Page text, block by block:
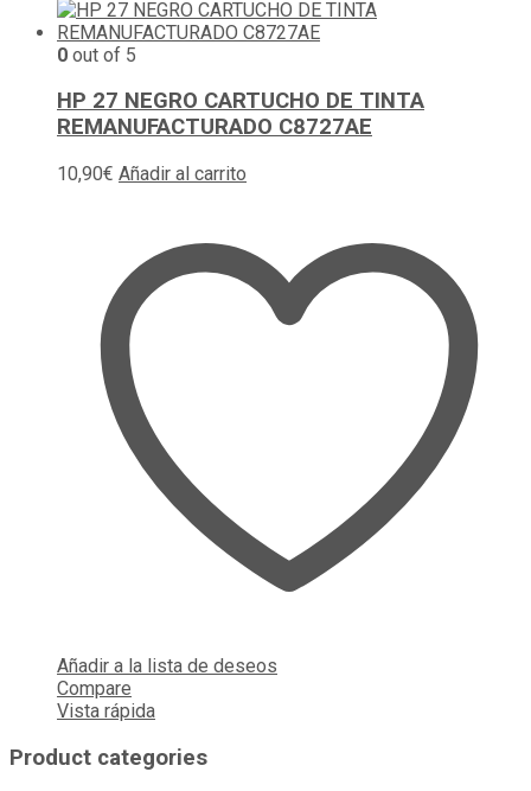
0 out of 5
HP 27 NEGRO CARTUCHO DE TINTA
REMANUFACTURADO C8727AE
10,90€ Añadir al carrito
Añadir a la lista de deseos
Compare
Vista rápida
Product categories